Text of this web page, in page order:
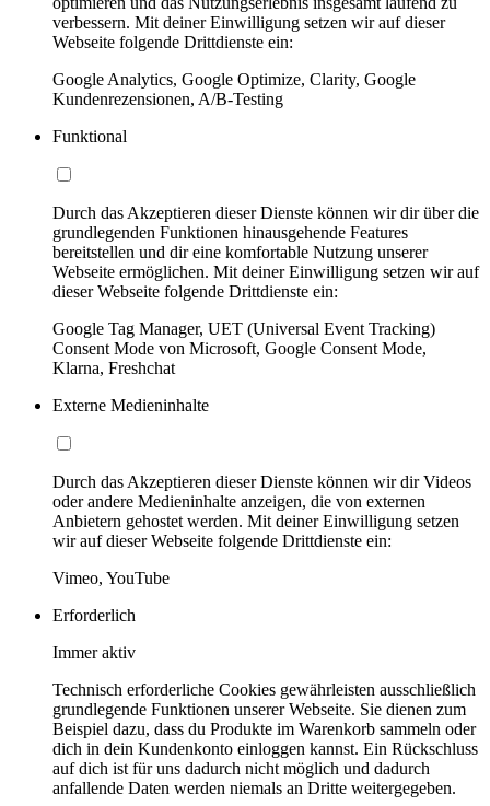
verbessern. Mit deiner Einwilligung setzen wir auf dieser
Webseite folgende Drittdienste ein:
Google Analytics, Google Optimize, Clarity, Google
Kundenrezensionen, A/B-Testing
Funktional
Durch das Akzeptieren dieser Dienste können wir dir über die
grundlegenden Funktionen hinausgehende Features
bereitstellen und dir eine komfortable Nutzung unserer
Webseite ermöglichen. Mit deiner Einwilligung setzen wir auf
dieser Webseite folgende Drittdienste ein:
Google Tag Manager, UET (Universal Event Tracking)
Consent Mode von Microsoft, Google Consent Mode,
Klarna, Freshchat
Externe Medieninhalte
Durch das Akzeptieren dieser Dienste können wir dir Videos
oder andere Medieninhalte anzeigen, die von externen
Anbietern gehostet werden. Mit deiner Einwilligung setzen
wir auf dieser Webseite folgende Drittdienste ein:
Vimeo, YouTube
Erforderlich
Immer aktiv
Technisch erforderliche Cookies gewährleisten ausschließlich
grundlegende Funktionen unserer Webseite. Sie dienen zum
Beispiel dazu, dass du Produkte im Warenkorb sammeln oder
dich in dein Kundenkonto einloggen kannst. Ein Rückschluss
auf dich ist für uns dadurch nicht möglich und dadurch
anfallende Daten werden niemals an Dritte weitergegeben.